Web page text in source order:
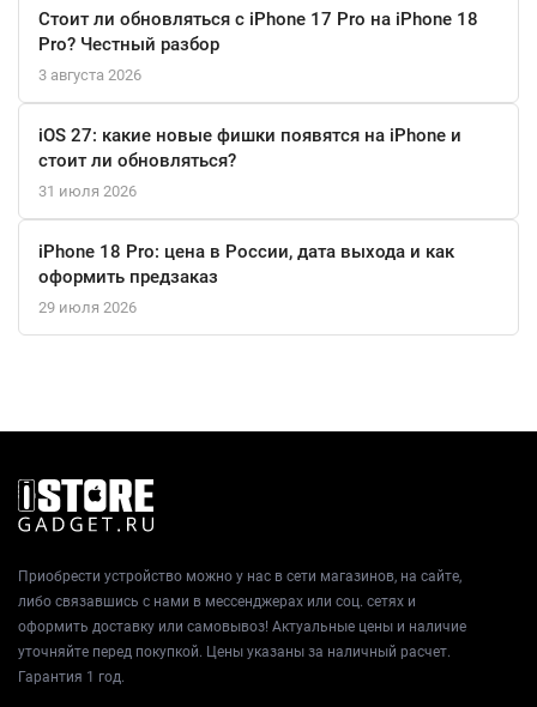
Стоит ли обновляться с iPhone 17 Pro на iPhone 18
Pro? Честный разбор
3 августа 2026
iOS 27: какие новые фишки появятся на iPhone и
стоит ли обновляться?
31 июля 2026
iPhone 18 Pro: цена в России, дата выхода и как
оформить предзаказ
29 июля 2026
Приобрести устройство можно у нас в сети магазинов, на сайте,
либо связавшись с нами в мессенджерах или соц. сетях и
оформить доставку или самовывоз! Актуальные цены и наличие
уточняйте перед покупкой. Цены указаны за наличный расчет.
Гарантия 1 год.